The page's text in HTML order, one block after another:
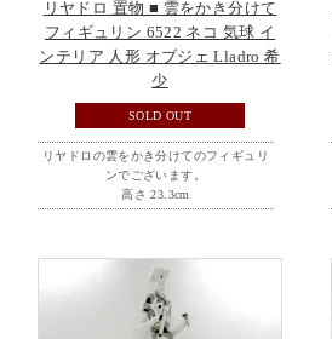
リヤドロ 置物 ■ 雲をかき分けて
フィギュリン 6522 ネコ 気球 イ
ンテリア 人形 オブジェ Lladro 希
少
SOLD OUT
リヤドロの雲をかき分けてのフィギュリ
ンでございます。
高さ 23.3cm